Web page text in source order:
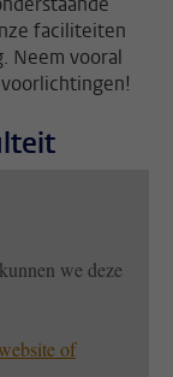
faciliteiten
Neem vooral
we deze
of